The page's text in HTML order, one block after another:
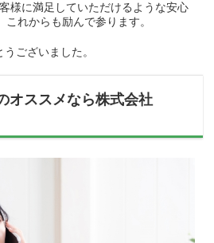
様に満足していただけるような安心
れからも励んで参ります。
ございました。
オススメなら株式会社